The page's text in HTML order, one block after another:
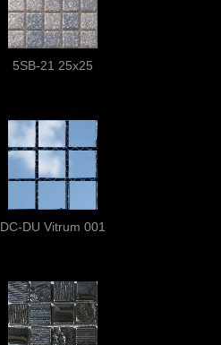
5SB-21 25x25
DC-DU Vitrum 001